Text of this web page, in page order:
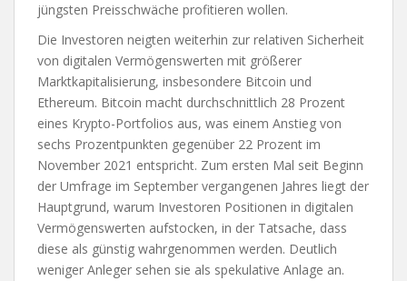
jüngsten Preisschwäche profitieren wollen.
Die Investoren neigten weiterhin zur relativen Sicherheit
von digitalen Vermögenswerten mit größerer
Marktkapitalisierung, insbesondere Bitcoin und
Ethereum. Bitcoin macht durchschnittlich 28 Prozent
eines Krypto-Portfolios aus, was einem Anstieg von
sechs Prozentpunkten gegenüber 22 Prozent im
November 2021 entspricht. Zum ersten Mal seit Beginn
der Umfrage im September vergangenen Jahres liegt der
Hauptgrund, warum Investoren Positionen in digitalen
Vermögenswerten aufstocken, in der Tatsache, dass
diese als günstig wahrgenommen werden. Deutlich
weniger Anleger sehen sie als spekulative Anlage an.